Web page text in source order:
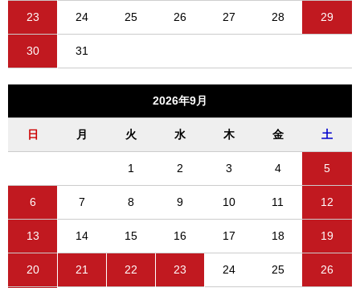
23 24 25 26 27 28 29
30 31
2026年9月
日 月 火 水 木 金 土
1 2 3 4 5
6 7 8 9 10 11 12
13 14 15 16 17 18 19
20 21 22 23 24 25 26